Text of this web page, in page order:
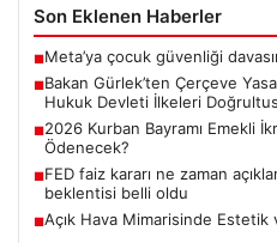
Son Eklenen Haberler
■Meta’ya çocuk güvenliği
■Bakan Gürlek’ten Çerçeve
Hukuk Devleti İlkeleri
■2026 Kurban Bayramı Emekli
Ödenecek?
■FED faiz kararı ne zaman
beklentisi belli oldu
■Açık Hava Mimarisinde Estetik